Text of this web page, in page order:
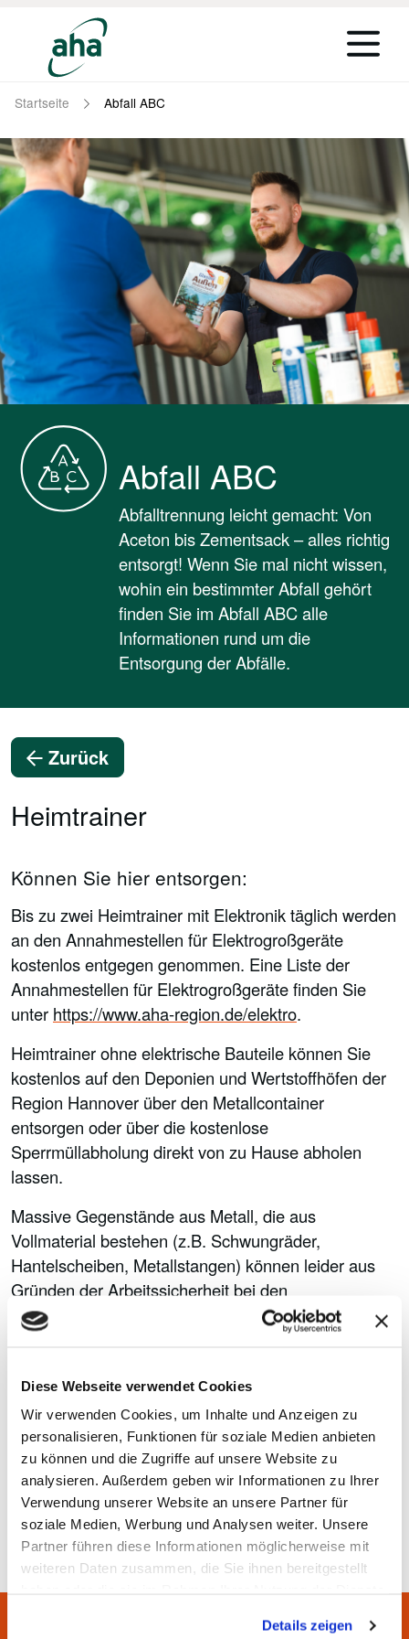
Diese Webseite verwendet Cookies
Wir verwenden Cookies, um Inhalte und Anzeigen zu
personalisieren, Funktionen für soziale Medien anbieten
zu können und die Zugriffe auf unsere Website zu
analysieren. Außerdem geben wir Informationen zu Ihrer
Verwendung unserer Website an unsere Partner für
soziale Medien, Werbung und Analysen weiter. Unsere
Partner führen diese Informationen möglicherweise mit
weiteren Daten zusammen, die Sie ihnen bereitgestellt
Details zeigen
Startseite Abfall ABC
Abfall ABC
Abfalltrennung leicht gemacht: Von
Aceton bis Zementsack – alles richtig
entsorgt! Wenn Sie mal nicht wissen,
wohin ein bestimmter Abfall gehört
finden Sie im Abfall ABC alle
Informationen rund um die
Entsorgung der Abfälle.
Zurück
Heimtrainer
Können Sie hier entsorgen:
Bis zu zwei Heimtrainer mit Elektronik täglich werden
an den Annahmestellen für Elektrogroßgeräte
kostenlos entgegen genommen. Eine Liste der
Annahmestellen für Elektrogroßgeräte finden Sie
unter https://www.aha-region.de/elektro.
Heimtrainer ohne elektrische Bauteile können Sie
kostenlos auf den Deponien und Wertstoffhöfen der
Region Hannover über den Metallcontainer
entsorgen oder über die kostenlose
Sperrmüllabholung direkt von zu Hause abholen
lassen.
Massive Gegenstände aus Metall, die aus
Vollmaterial bestehen (z.B. Schwungräder,
Hantelscheiben, Metallstangen) können leider aus
Gründen der Arbeitssicherheit bei den
nachfolgenden Verarbeitungsschritten nicht bei der
Sperrabfallabfuhr mitgenommen werden.
Für die Entsorgung dieser Metallteile vereinbaren Sie
oder nutzen die Abgabemöglichkeit auf einem
unserer Wertstoffhöfe.
Sachstand: 07.12.2022